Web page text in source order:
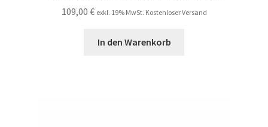
109,00 € exkl. 19% MwSt. Kostenloser Versand
In den Warenkorb